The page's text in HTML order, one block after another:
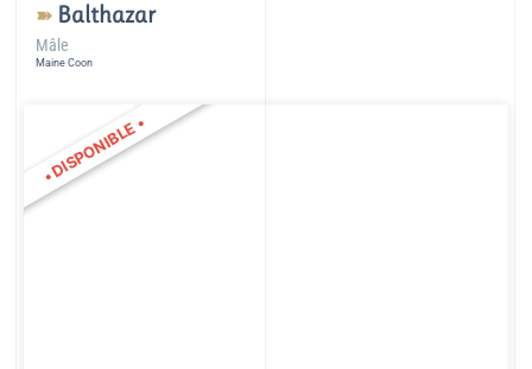
➽ Balthazar
Mâle
Maine Coon
•DISPONIBLE•